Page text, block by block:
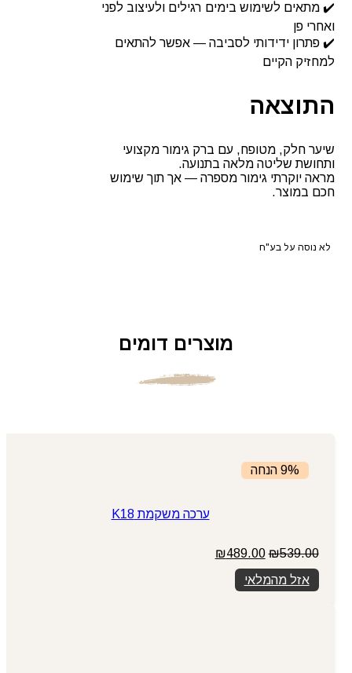
✔️ מתאים לשימוש בימים רגילים ולעיצוב לפני
ואחרי פן
✔️ פתרון ידידותי לסביבה — אפשר להתאים
למחזיק הקיים
התוצאה
שיער חלק, מטופח, עם ברק גימור מקצועי
ותחושת שליטה מלאה בתנועה.
מראה יוקרתי גימור מספרה — אך תוך שימוש
חכם במוצר.
לא נוסה על בע"ח
מוצרים דומים
9% הנחה
ערכה משקמת K18
₪539.00
המחיר
המקורי
היה:
₪539.00.
₪489.00
אזל מהמלאי